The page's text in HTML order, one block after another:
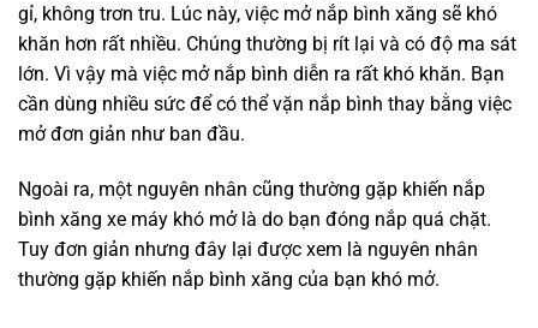
gỉ, không trơn tru. Lúc này, việc mở nắp bình xăng sẽ khó
khăn hơn rất nhiều. Chúng thường bị rít lại và có độ ma sát
lớn. Vì vậy mà việc mở nắp bình diễn ra rất khó khăn. Bạn
cần dùng nhiều sức để có thể vặn nắp bình thay bằng việc
mở đơn giản như ban đầu.
Ngoài ra, một nguyên nhân cũng thường gặp khiến nắp
bình xăng xe máy khó mở là do bạn đóng nắp quá chặt.
Tuy đơn giản nhưng đây lại được xem là nguyên nhân
thường gặp khiến nắp bình xăng của bạn khó mở.